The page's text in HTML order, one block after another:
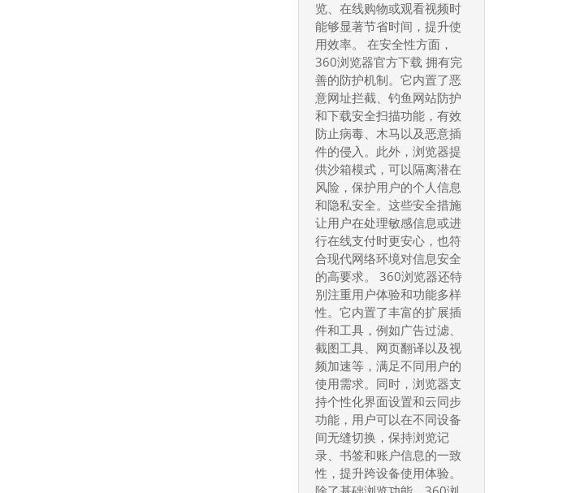
索
360
浏
览
器
如
何
提
升
用
户
上
网
体
验
成
为
国
内
先
览、在线购物或观看视频时
能够显著节省时间，提升使
用效率。 在安全性方面，
360浏览器官方下载 拥有完
善的防护机制。它内置了恶
意网址拦截、钓鱼网站防护
和下载安全扫描功能，有效
防止病毒、木马以及恶意插
件的侵入。此外，浏览器提
供沙箱模式，可以隔离潜在
风险，保护用户的个人信息
和隐私安全。这些安全措施
让用户在处理敏感信息或进
行在线支付时更安心，也符
合现代网络环境对信息安全
的高要求。 360浏览器还特
别注重用户体验和功能多样
性。它内置了丰富的扩展插
件和工具，例如广告过滤、
截图工具、网页翻译以及视
频加速等，满足不同用户的
使用需求。同时，浏览器支
持个性化界面设置和云同步
功能，用户可以在不同设备
间无缝切换，保持浏览记
录、书签和账户信息的一致
性，提升跨设备使用体验。